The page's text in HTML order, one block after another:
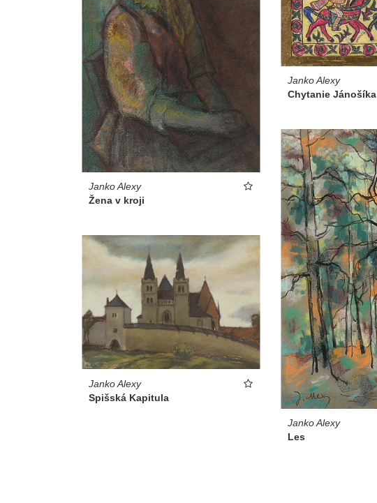
Janko Alexy
Chytanie Jánošíka
Janko Alexy
Žena v kroji
Janko Alexy
Les
Janko Alexy
Spišská Kapitula